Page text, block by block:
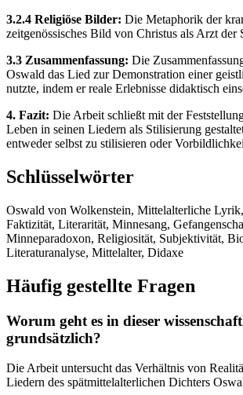
3.2.4 Religiöse Bilder: Die Metaphorik der
zeitgenössisches Bild von Christus als Arzt der
3.3 Zusammenfassung: Die
Oswald das Lied zur Demonstration einer
nutzte, indem er reale Erlebnisse didaktisch
4. Fazit: Die Arbeit schließt mit der
Leben in seinen Liedern als Stilisierung
entweder selbst zu stilisieren oder
Schlüsselwörter
Oswald von Wolkenstein, Mittelalterliche
Faktizität, Literarität, Minnesang,
Minneparadoxon, Religiosität, Subjektivität,
Literaturanalyse, Mittelalter, Didaxe
Häufig gestellte Fragen
Worum geht es in dieser
grundsätzlich?
Die Arbeit untersucht das Verhältnis von
Liedern des spätmittelalterlichen Dichters